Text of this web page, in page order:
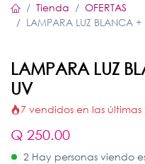
Tienda
OFERTAS
LAMPARA LUZ BLANCA
LAMPARA LUZ
UV
7 vendidos en las últimas
Q 250.00
2 Hay personas viendo